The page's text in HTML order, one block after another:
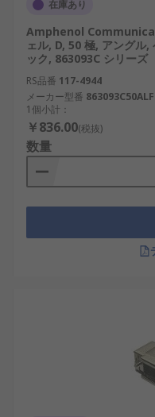
在庫あり
Amphenol
ェル, D, 50 極, アングル
ック, 863093C シリーズ
RS品番 117-4944
メーカー型番 863093C50ALF
1個小計：
￥836.00(税抜)
数量